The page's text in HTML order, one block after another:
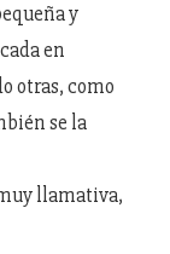
y
en
otras, como
se la
llamativa,